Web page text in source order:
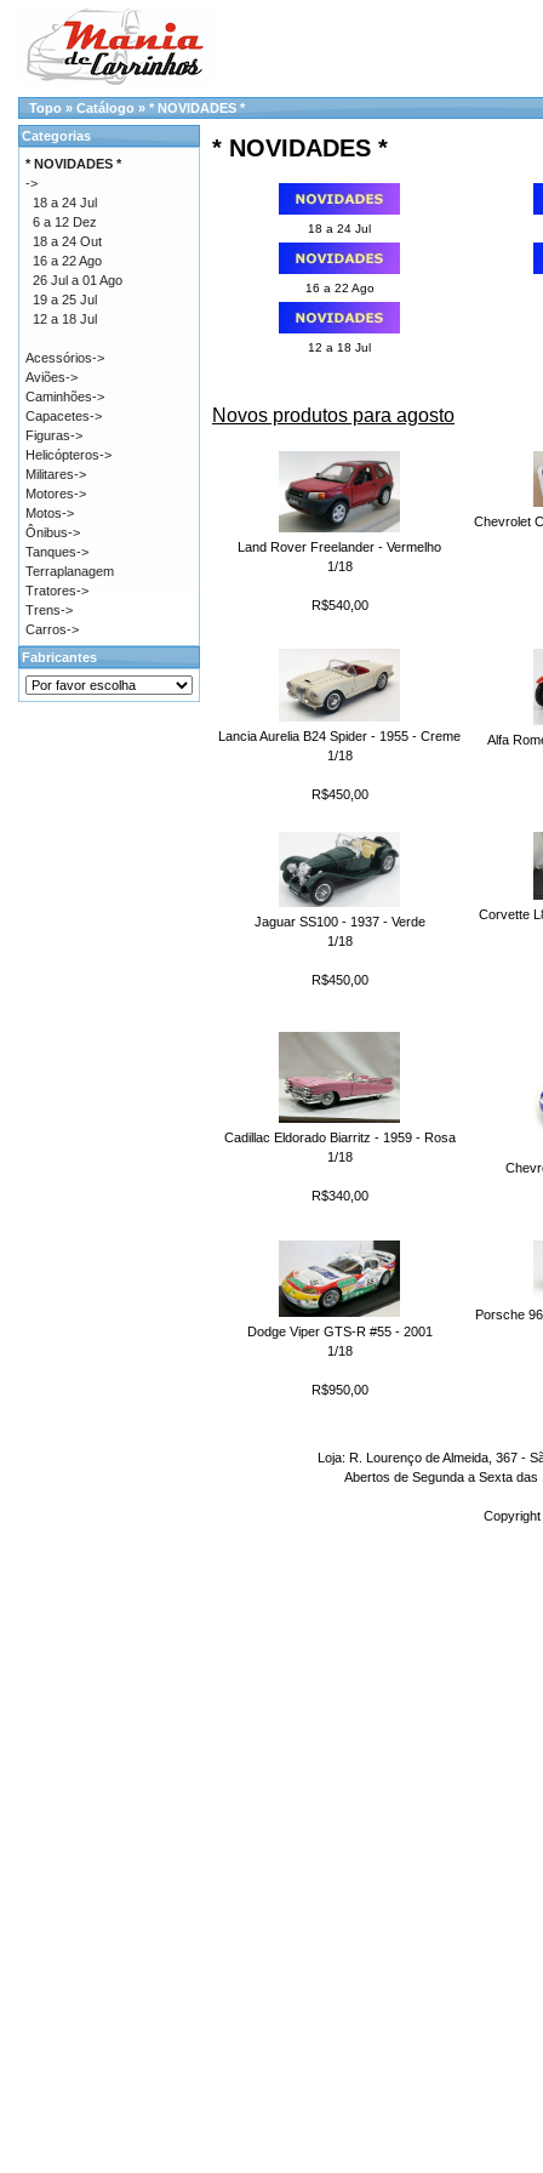
Topo » Catálogo » * NOVIDADES *
* NOVIDADES *
18 a 24 Jul
16 a 22 Ago
12 a 18 Jul
Novos produtos para agosto
Land Rover Freelander - Vermelho
1/18
R$540,00
Chevrolet
Lancia Aurelia B24 Spider - 1955 - Creme
1/18
R$450,00
Alfa
Jaguar SS100 - 1937 - Verde
1/18
R$450,00
Corvette
Cadillac Eldorado Biarritz - 1959 - Rosa
1/18
R$340,00
Dodge Viper GTS-R #55 - 2001
1/18
R$950,00
Porsche
Categorias
* NOVIDADES *
->
18 a 24 Jul
6 a 12 Dez
18 a 24 Out
16 a 22 Ago
26 Jul a 01 Ago
19 a 25 Jul
12 a 18 Jul
Acessórios->
Aviões->
Caminhões->
Capacetes->
Figuras->
Helicópteros->
Militares->
Motores->
Motos->
Ônibus->
Tanques->
Terraplanagem
Tratores->
Trens->
Carros->
Fabricantes
Loja: R. Lourenço de Almeida, 367 -
Abertos de Segunda a Sexta